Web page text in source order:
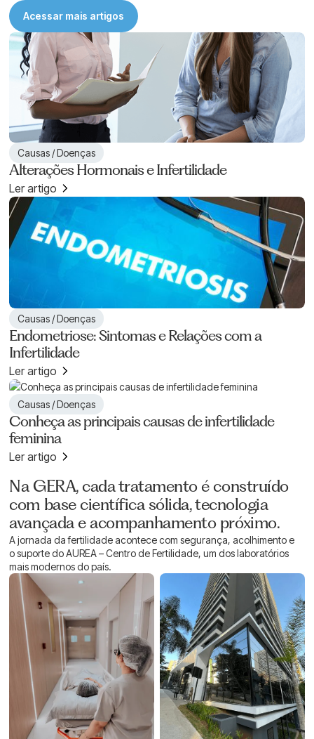
Acessar mais artigos
Causas / Doenças
Alterações Hormonais e Infertilidade
Ler artigo
Causas / Doenças
Endometriose: Sintomas e Relações com a
Infertilidade
Ler artigo
Causas / Doenças
Conheça as principais causas de infertilidade
feminina
Ler artigo
Na GERA, cada tratamento é construído
com base científica sólida, tecnologia
avançada e acompanhamento próximo.
A jornada da fertilidade acontece com segurança, acolhimento e
o suporte do AUREA – Centro de Fertilidade, um dos laboratórios
mais modernos do país.